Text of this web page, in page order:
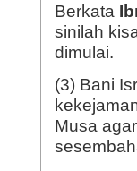
Berkata
sinilah
dimulai.
(3) Bani
Musa